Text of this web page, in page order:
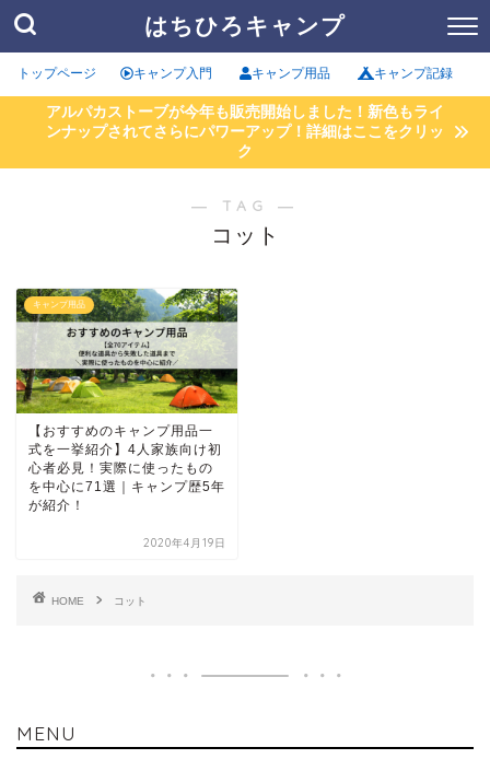
はちひろキャンプ
トップページ キャンプ入門 キャンプ用品 キャンプ記録
アルパカストーブが今年も販売開始しました！新色もライ
ンナップされてさらにパワーアップ！詳細はここをクリッ
ク
― TAG ―
コット
キャンプ用品
【おすすめのキャンプ用品一
式を一挙紹介】4人家族向け初
心者必見！実際に使ったもの
を中心に71選｜キャンプ歴5年
が紹介！
2020年4月19日
HOME コット
MENU